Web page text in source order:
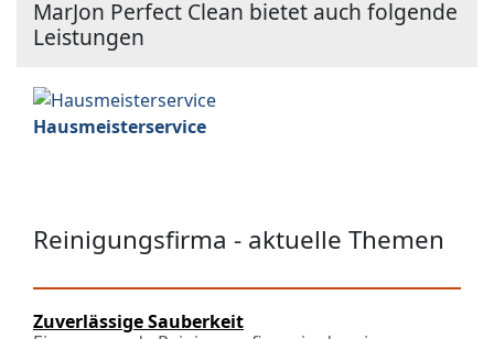
MarJon Perfect Clean bietet auch folgende
Leistungen
Hausmeisterservice
Reinigungsfirma - aktuelle Themen
Zuverlässige Sauberkeit